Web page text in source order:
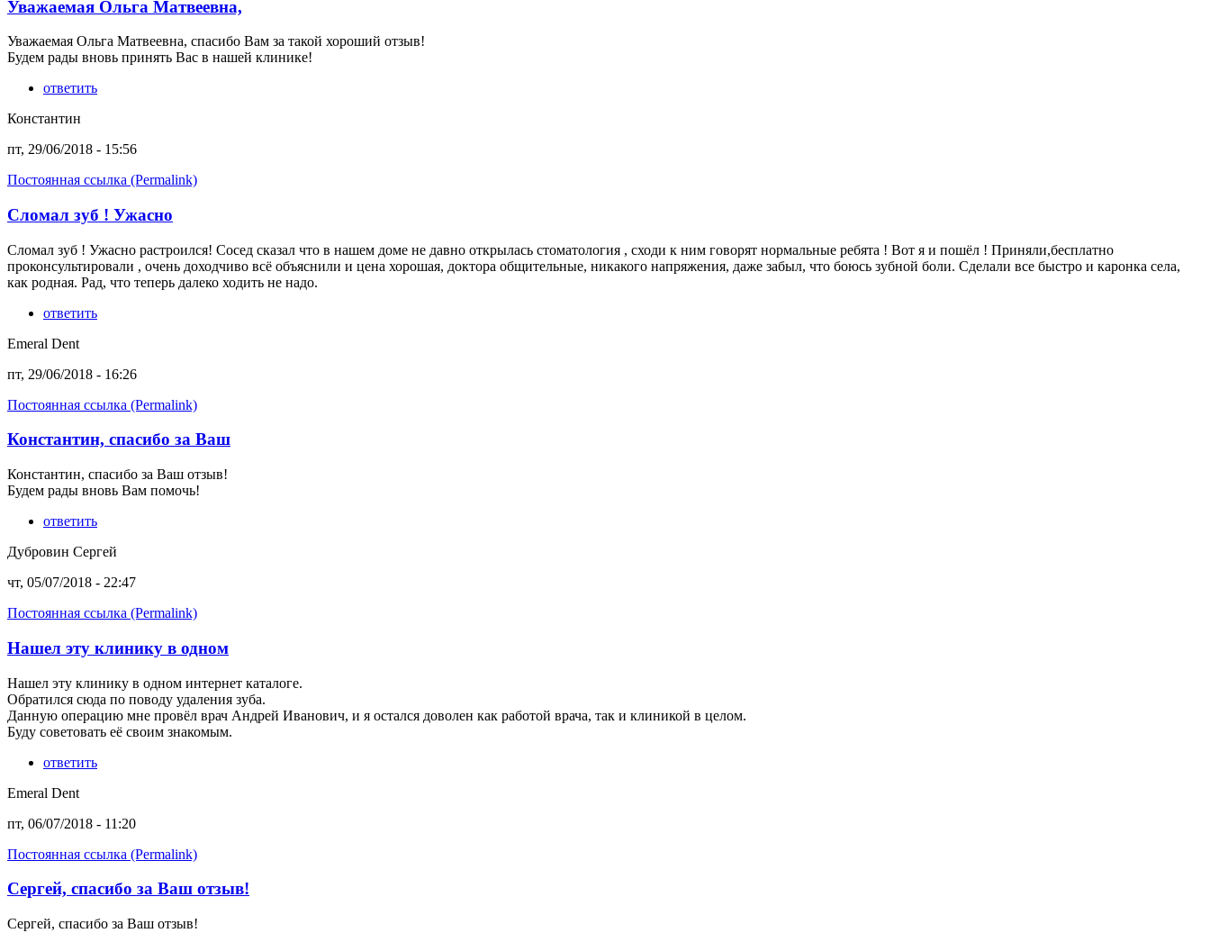
Уважаемая Ольга Матвеевна,
Уважаемая Ольга Матвеевна, спасибо Вам за такой хороший отзыв!
Будем рады вновь принять Вас в нашей клинике!
ответить
Константин
пт, 29/06/2018 - 15:56
Постоянная ссылка (Permalink)
Сломал зуб ! Ужасно
Сломал зуб ! Ужасно растроился! Сосед сказал что в нашем доме не давно открылась стоматология , сходи к ним говорят нормальные ребята ! Вот я и пошёл ! Приняли,бесплатно
проконсультировали , очень доходчиво всё объяснили и цена хорошая, доктора общительные, никакого напряжения, даже забыл, что боюсь зубной боли. Сделали все быстро и каронка села,
как родная. Рад, что теперь далеко ходить не надо.
ответить
Emeral Dent
пт, 29/06/2018 - 16:26
Постоянная ссылка (Permalink)
Константин, спасибо за Ваш
Константин, спасибо за Ваш отзыв!
Будем рады вновь Вам помочь!
ответить
Дубровин Сергей
чт, 05/07/2018 - 22:47
Постоянная ссылка (Permalink)
Нашел эту клинику в одном
Нашел эту клинику в одном интернет каталоге.
Обратился сюда по поводу удаления зуба.
Данную операцию мне провёл врач Андрей Иванович, и я остался доволен как работой врача, так и клиникой в целом.
Буду советовать её своим знакомым.
ответить
Emeral Dent
пт, 06/07/2018 - 11:20
Постоянная ссылка (Permalink)
Сергей, спасибо за Ваш отзыв!
Сергей, спасибо за Ваш отзыв!